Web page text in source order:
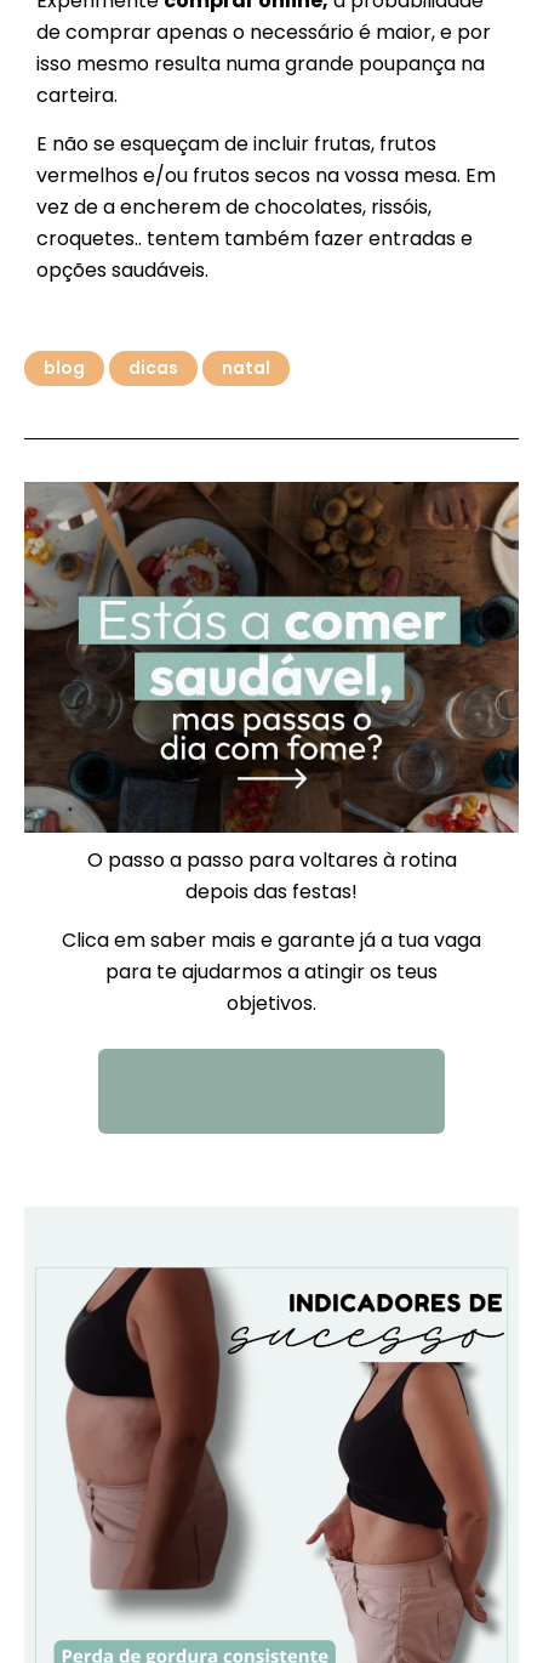
de comprar apenas o necessário é maior, e por
isso mesmo resulta numa grande poupança na
carteira.
E não se esqueçam de incluir frutas, frutos
vermelhos e/ou frutos secos na vossa mesa. Em
vez de a encherem de chocolates, rissóis,
croquetes.. tentem também fazer entradas e
opções saudáveis.
blog dicas natal
O passo a passo para voltares à rotina
depois das festas!
Clica em saber mais e garante já a tua vaga
para te ajudarmos a atingir os teus
objetivos.